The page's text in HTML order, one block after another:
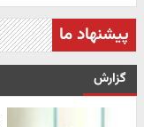
پیشنهاد ما
گزارش